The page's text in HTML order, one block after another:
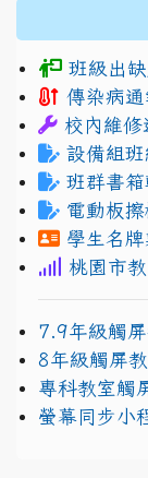
班級出
傳染病通
校內維修
設備組
班群書
電動板
學生名牌
桃園市
7.9年級觸
8年級觸屏
專科教室觸
螢幕同步小